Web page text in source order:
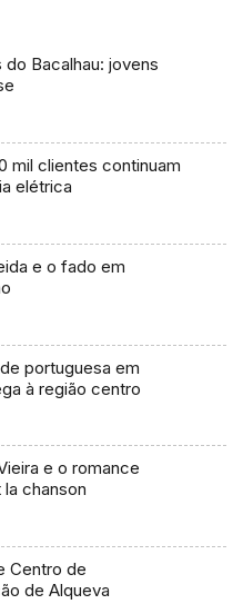
do Bacalhau: jovens
mil clientes continuam
elétrica
e o fado em
portuguesa em
à região centro
e o romance
chanson
Centro de
de Alqueva